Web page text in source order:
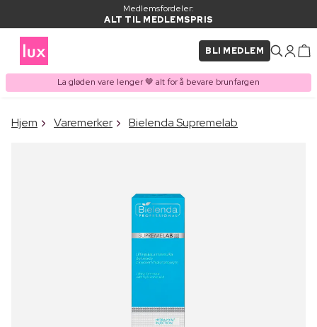
Medlemsfordeler:
ALT TIL MEDLEMSPRIS
BLI MEDLEM
La gløden vare lenger 🤎 alt for å bevare brunfargen
VARE LAGT I
Kjøpes ofte sammen med
Hjem Varemerker Bielenda Supremelab